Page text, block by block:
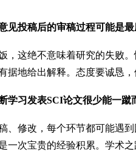
见投稿后的审稿过程可能是最
，这绝不意味着研究的失败
据地给出解释。态度要诚恳
学习发表SCI论文很少能一蹴
、修改，每个环节都可能遇
一次宝贵的经验积累。学术